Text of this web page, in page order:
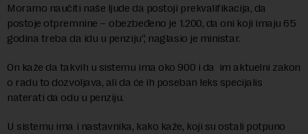
Moramo naučiti naše ljude da postoji prekvalifikacija, da
postoje otpremnine – obezbeđeno je 1.200, da oni koji imaju 65
godina treba da idu u penziju“, naglasio je ministar.
On kaže da takvih u sistemu ima oko 900 i da im aktuelni zakon
o radu to dozvoljava, ali da će ih poseban leks specijalis
naterati da odu u penziju.
U sistemu ima i nastavnika, kako kaže, koji su ostali potpuno